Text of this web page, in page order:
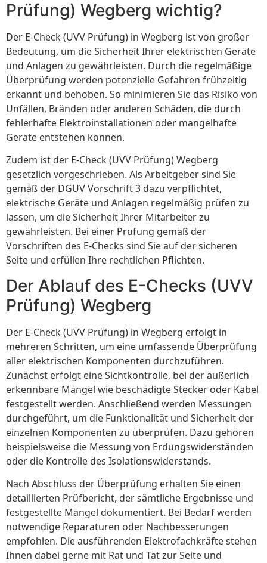
Prüfung) Wegberg wichtig?
Der E-Check (UVV Prüfung) in Wegberg ist von großer
Bedeutung, um die Sicherheit Ihrer elektrischen Geräte
und Anlagen zu gewährleisten. Durch die regelmäßige
Überprüfung werden potenzielle Gefahren frühzeitig
erkannt und behoben. So minimieren Sie das Risiko von
Unfällen, Bränden oder anderen Schäden, die durch
fehlerhafte Elektroinstallationen oder mangelhafte
Geräte entstehen können.
Zudem ist der E-Check (UVV Prüfung) Wegberg
gesetzlich vorgeschrieben. Als Arbeitgeber sind Sie
gemäß der DGUV Vorschrift 3 dazu verpflichtet,
elektrische Geräte und Anlagen regelmäßig prüfen zu
lassen, um die Sicherheit Ihrer Mitarbeiter zu
gewährleisten. Bei einer Prüfung gemäß der
Vorschriften des E-Checks sind Sie auf der sicheren
Seite und erfüllen Ihre rechtlichen Pflichten.
Der Ablauf des E-Checks (UVV
Prüfung) Wegberg
Der E-Check (UVV Prüfung) in Wegberg erfolgt in
mehreren Schritten, um eine umfassende Überprüfung
aller elektrischen Komponenten durchzuführen.
Zunächst erfolgt eine Sichtkontrolle, bei der äußerlich
erkennbare Mängel wie beschädigte Stecker oder Kabel
festgestellt werden. Anschließend werden Messungen
durchgeführt, um die Funktionalität und Sicherheit der
einzelnen Komponenten zu überprüfen. Dazu gehören
beispielsweise die Messung von Erdungswiderständen
oder die Kontrolle des Isolationswiderstands.
Nach Abschluss der Überprüfung erhalten Sie einen
detaillierten Prüfbericht, der sämtliche Ergebnisse und
festgestellte Mängel dokumentiert. Bei Bedarf werden
notwendige Reparaturen oder Nachbesserungen
empfohlen. Die ausführenden Elektrofachkräfte stehen
Ihnen dabei gerne mit Rat und Tat zur Seite und